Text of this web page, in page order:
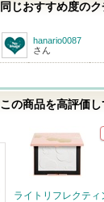
同じおすすめ度のク
hanario0087
さん
この商品を高評価
ライトリフレクティ